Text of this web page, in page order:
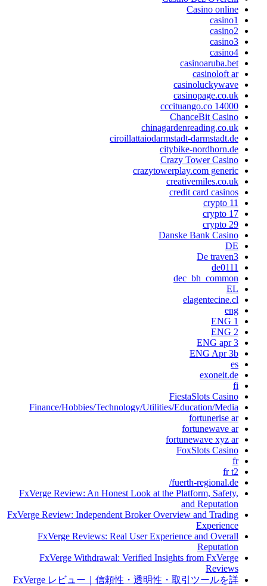
Casino online
casino1
casino2
casino3
casino4
casinoaruba.bet
casinoloft ar
casinoluckywave
casinopage.co.uk
cccituango.co 14000
ChanceBit Casino
chinagardenreading.co.uk
ciroillattaiodarmstadt-darmstadt.de
citybike-nordhorn.de
Crazy Tower Сasino
crazytowerplay.com generic
creativemiles.co.uk
credit card casinos
crypto 11
crypto 17
crypto 29
Danske Bank Casino
DE
De traven3
de0111
dec_bh_common
EL
elagentecine.cl
eng
ENG 1
ENG 2
ENG apr 3
ENG Apr 3b
es
exoneit.de
fi
FiestaSlots Casino
Finance/Hobbies/Technology/Utilities/Education/Media
fortunerise ar
fortunewave ar
fortunewave xyz ar
FoxSlots Casino
fr
fr t2
fuerth-regional.de/
FxVerge Review: An Honest Look at the Platform, Safety,
and Reputation
FxVerge Review: Independent Broker Overview and Trading
Experience
FxVerge Reviews: Real User Experience and Overall
Reputation
FxVerge Withdrawal: Verified Insights from FxVerge
Reviews
FxVerge レビュー｜信頼性・透明性・取引ツールを詳